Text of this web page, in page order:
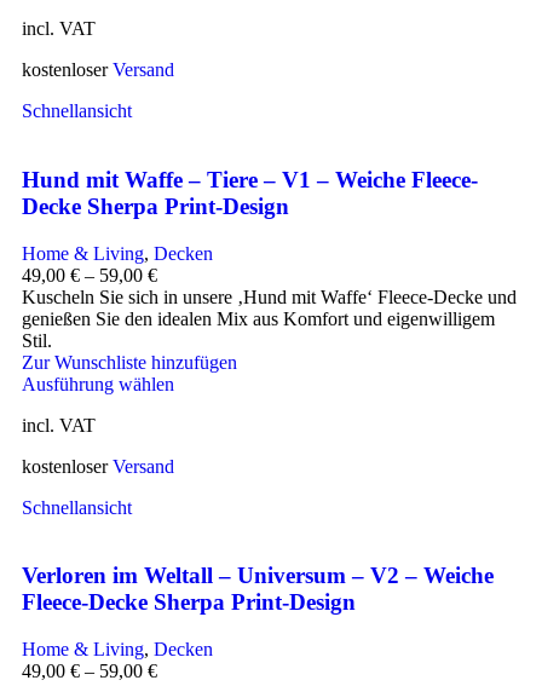
incl. VAT
kostenloserVersand
Schnellansicht
Hund mit Waffe – Tiere – V1 – Weiche Fleece-
Decke Sherpa Print-Design
Home & Living, Decken
49,00 € – 59,00 €
Kuscheln Sie sich in unsere ‚Hund mit Waffe‘ Fleece-Decke und
genießen Sie den idealen Mix aus Komfort und eigenwilligem
Stil.
Zur Wunschliste hinzufügen
Ausführung wählen
incl. VAT
kostenloserVersand
Schnellansicht
Verloren im Weltall – Universum – V2 – Weiche
Fleece-Decke Sherpa Print-Design
Home & Living, Decken
49,00 € – 59,00 €